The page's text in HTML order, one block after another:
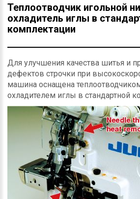
Теплоотводчик игольной
охладитель иглы в
комплектации
Для улучшения качества шитья и
дефектов строчки при
машина оснащена
охладителем иглы в стандартной